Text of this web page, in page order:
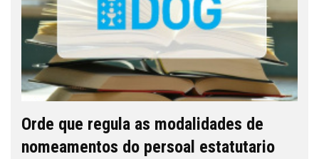
Orde que regula as modalidades de
nomeamentos do persoal estatutario